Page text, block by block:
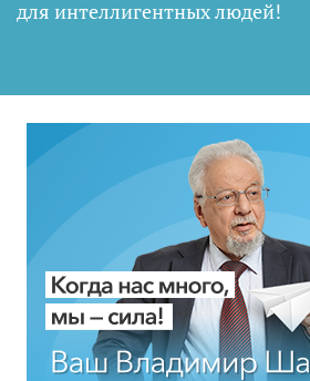
для интеллигентных людей!